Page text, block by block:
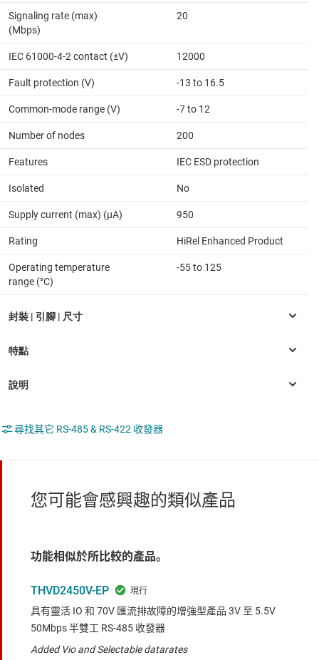
Signaling rate (max)
(Mbps)
20
IEC 61000-4-2 contact (±V) 12000
Fault protection (V) -13 to 16.5
Common-mode range (V) -7 to 12
Number of nodes 200
Features IEC ESD protection
Isolated No
Supply current (max) (µA) 950
Rating HiRel Enhanced Product
Operating temperature
range (°C)
-55 to 125
尋找其它 RS-485 & RS-422 收發器
您可能會感興趣的類似產品
功能相似於所比較的產品。
THVD2450V-EP
具有靈活 IO 和 70V 匯流排故障的增強型產品 3V 至 5.5V
50Mbps 半雙工 RS-485 收發器
Added Vio and Selectable datarates